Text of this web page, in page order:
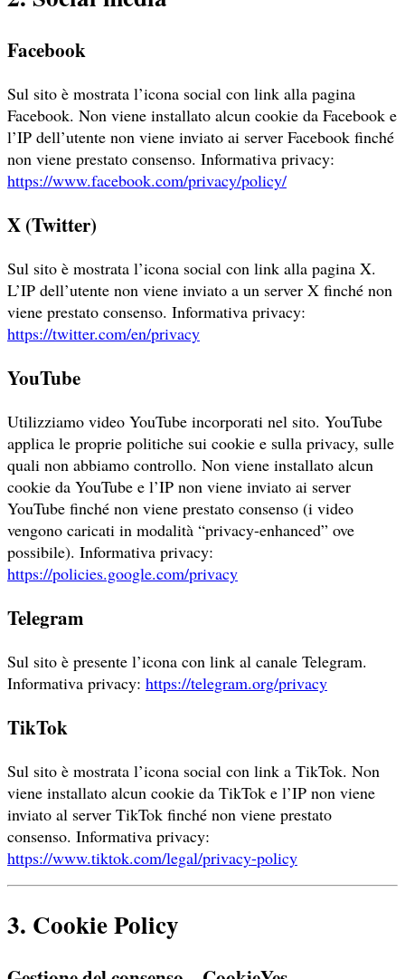
Facebook
Sul sito è mostrata l’icona social con link alla pagina
Facebook. Non viene installato alcun cookie da Facebook e
l’IP dell’utente non viene inviato ai server Facebook finché
non viene prestato consenso. Informativa privacy:
https://www.facebook.com/privacy/policy/
X (Twitter)
Sul sito è mostrata l’icona social con link alla pagina X.
L’IP dell’utente non viene inviato a un server X finché non
viene prestato consenso. Informativa privacy:
https://twitter.com/en/privacy
YouTube
Utilizziamo video YouTube incorporati nel sito. YouTube
applica le proprie politiche sui cookie e sulla privacy, sulle
quali non abbiamo controllo. Non viene installato alcun
cookie da YouTube e l’IP non viene inviato ai server
YouTube finché non viene prestato consenso (i video
vengono caricati in modalità “privacy-enhanced” ove
possibile). Informativa privacy:
https://policies.google.com/privacy
Telegram
Sul sito è presente l’icona con link al canale Telegram.
Informativa privacy: https://telegram.org/privacy
TikTok
Sul sito è mostrata l’icona social con link a TikTok. Non
viene installato alcun cookie da TikTok e l’IP non viene
inviato al server TikTok finché non viene prestato
consenso. Informativa privacy:
https://www.tiktok.com/legal/privacy-policy
3. Cookie Policy